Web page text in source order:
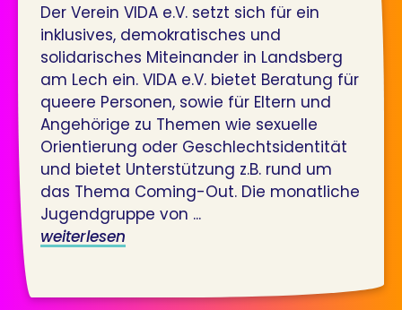
Der Verein VIDA e.V. setzt sich für ein
inklusives, demokratisches und
solidarisches Miteinander in Landsberg
am Lech ein. VIDA e.V. bietet Beratung für
queere Personen, sowie für Eltern und
Angehörige zu Themen wie sexuelle
Orientierung oder Geschlechtsidentität
und bietet Unterstützung z.B. rund um
das Thema Coming-Out. Die monatliche
Jugendgruppe von ...
weiterlesen